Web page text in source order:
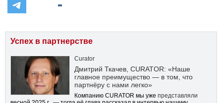
Успех в партнерстве
Curator
Дмитрий Ткачев, CURATOR: «Наше
главное преимущество — в том, что
партнёру с нами легко»
Компанию CURATOR мы уже представляли